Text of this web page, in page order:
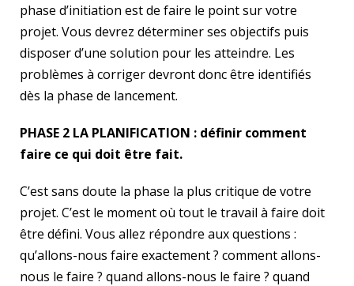
phase d’initiation est de faire le point sur votre
projet. Vous devrez déterminer ses objectifs puis
disposer d’une solution pour les atteindre. Les
problèmes à corriger devront donc être identifiés
dès la phase de lancement.
PHASE 2 LA PLANIFICATION : définir comment
faire ce qui doit être fait.
C’est sans doute la phase la plus critique de votre
projet. C’est le moment où tout le travail à faire doit
être défini. Vous allez répondre aux questions :
qu’allons-nous faire exactement ? comment allons-
nous le faire ? quand allons-nous le faire ? quand